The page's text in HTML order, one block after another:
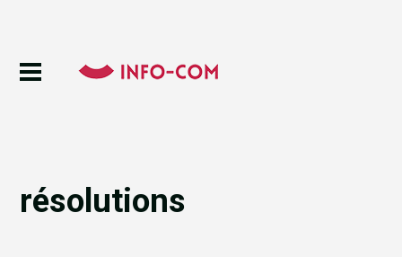
résolutions